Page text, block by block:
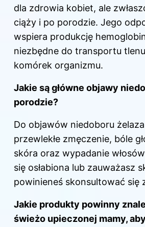
dla zdrowia kobiet, ale
ciąży i po porodzie. Jego
wspiera produkcję
niezbędne do transportu
komórek organizmu.
Jakie są główne objawy
porodzie?
Do objawów niedoboru
przewlekłe zmęczenie, bóle
skóra oraz wypadanie
się osłabiona lub zauważasz
powinieneś skonsultować się
Jakie produkty powinny
świeżo upieczonej mamy,